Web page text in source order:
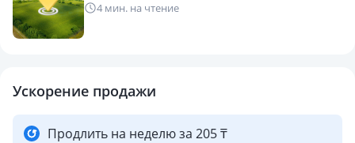
4 мин. на чтение
Ускорение продажи
Продлить на неделю за 205 ₸